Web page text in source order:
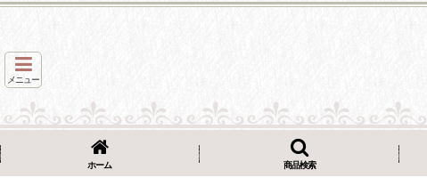
メニュー
ホーム 商品検索